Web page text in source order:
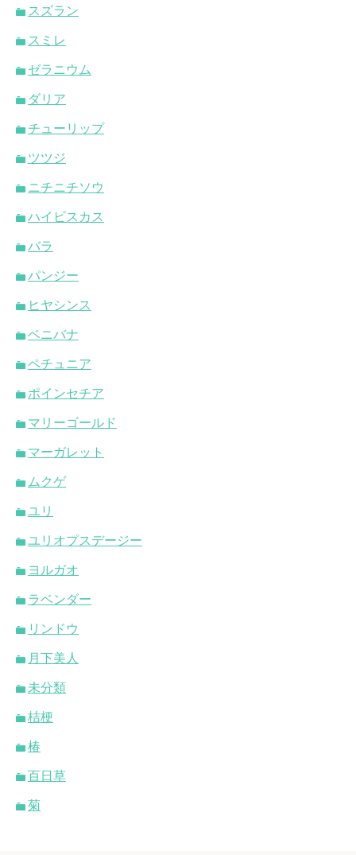
スズラン
スミレ
ゼラニウム
ダリア
チューリップ
ツツジ
ニチニチソウ
ハイビスカス
バラ
パンジー
ヒヤシンス
ベニバナ
ペチュニア
ポインセチア
マリーゴールド
マーガレット
ムクゲ
ユリ
ユリオプスデージー
ヨルガオ
ラベンダー
リンドウ
月下美人
未分類
桔梗
椿
百日草
菊